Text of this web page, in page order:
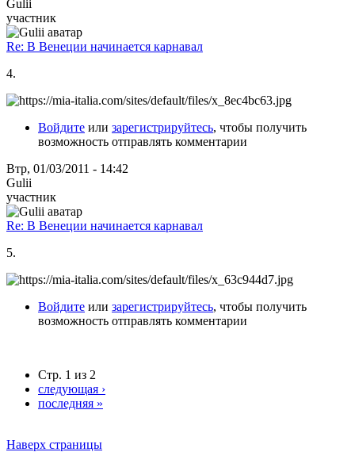
Gulii
участник
Re: В Венеции начинается карнавал
4.
Войдите или зарегистрируйтесь, чтобы получить
возможность отправлять комментарии
Втр, 01/03/2011 - 14:42
Gulii
участник
Re: В Венеции начинается карнавал
5.
Войдите или зарегистрируйтесь, чтобы получить
возможность отправлять комментарии
Стр. 1 из 2
следующая ›
последняя »
Наверх страницы